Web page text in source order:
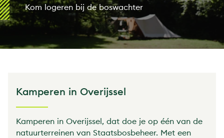
Kom logeren bij de boswachter
Kamperen in Overijssel
Kamperen in Overijssel, dat doe je op één van de
natuurterreinen van Staatsbosbeheer. Met een